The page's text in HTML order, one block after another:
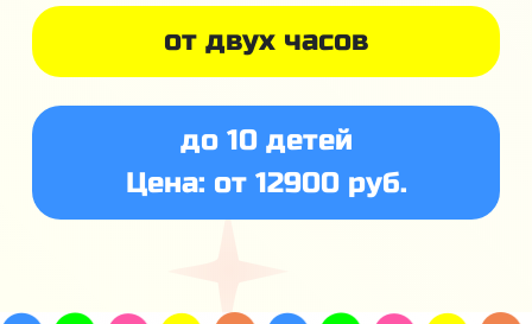
от двух часов
до 10 детей
Цена: от 12900 руб.